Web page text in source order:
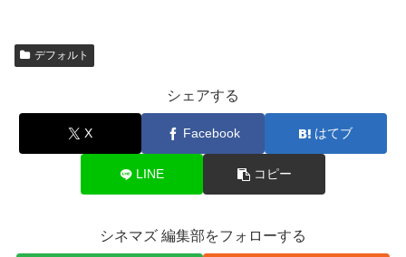
デフォルト
シェアする
X Facebook はてブ
LINE コピー
シネマズ 編集部をフォローする